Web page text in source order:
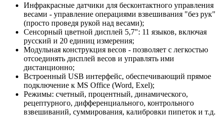
Инфракрасные датчики для бесконтактного управления
весами - управление операциями взвешивания "без рук"
(просто проведя рукой над весами);
Сенсорный цветной дисплей 5,7": 11 языков, включая
русский и 20 единиц измерения;
Модульная конструкция весов - позволяет с легкостью
отсоединять дисплей весов и управлять ими
дистанционно;
Встроенный USB интерфейс, обеспечивающий прямое
подключение к MS Office (Word, Exel);
Режимы: счетный, процентный, динамического,
рецептурного, дифференциального, контрольного
взвешиваний, суммирования, калибровки пипеток и т.д.